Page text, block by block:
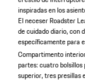
inspiradas en los
El neceser Roadster
de cuidado diario, con
específicamente para
Compartimento
partes: cuatro bolsillos
superior, tres presillas